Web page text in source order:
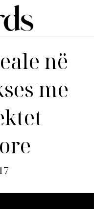
në
me